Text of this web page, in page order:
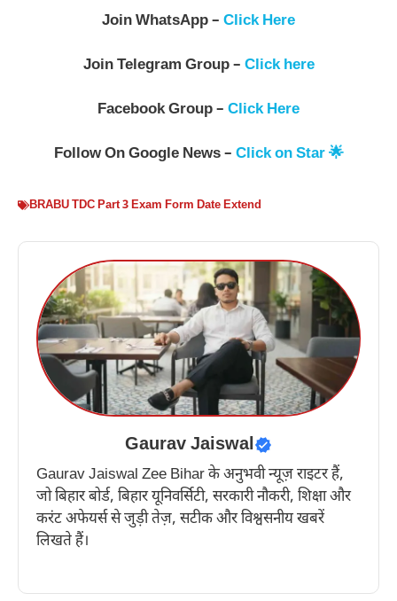
Join WhatsApp – Click Here
Join Telegram Group – Click here
Facebook Group – Click Here
Follow On Google News – Click on Star 🌟
BRABU TDC Part 3 Exam Form Date Extend
Gaurav Jaiswal
Gaurav Jaiswal Zee Bihar के अनुभवी न्यूज़ राइटर हैं,
जो बिहार बोर्ड, बिहार यूनिवर्सिटी, सरकारी नौकरी, शिक्षा और
करंट अफेयर्स से जुड़ी तेज़, सटीक और विश्वसनीय खबरें
लिखते हैं।